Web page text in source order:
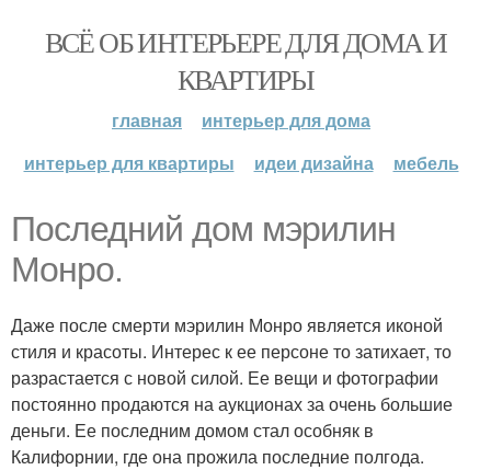
ВСЁ ОБ ИНТЕРЬЕРЕ ДЛЯ ДОМА И
КВАРТИРЫ
главная
интерьер для дома
интерьер для квартиры
идеи дизайна мебель
Последний дом мэрилин
Монро.
Даже после смерти мэрилин Монро является иконой
стиля и красоты. Интерес к ее персоне то затихает, то
разрастается с новой силой. Ее вещи и фотографии
постоянно продаются на аукционах за очень большие
деньги. Ее последним домом стал особняк в
Калифорнии, где она прожила последние полгода.